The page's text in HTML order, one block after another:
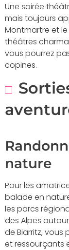
Une soirée
mais toujours
Montmartre et
théâtres
vous pourrez
copines.
nature
Pour les
balade en
les parcs
des Alpes
de Biarritz, vous
et ressourçants